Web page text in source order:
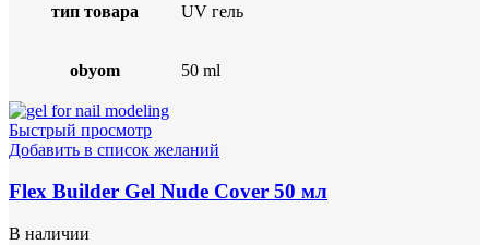
тип товара UV гель
obyom 50 ml
Быстрый просмотр
Добавить в список желаний
Flex Builder Gel Nude Cover 50 мл
В наличии